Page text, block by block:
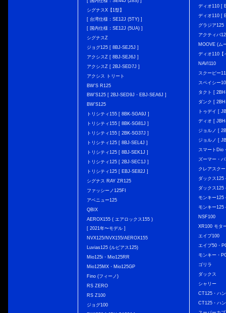
シグナスX【1型】
[ 台湾仕様：SE12J (5TY) ]
[ 国内仕様：SE12J (5UA) ]
シグナスZ
ジョグ125 [ 8BJ-SEJ5J ]
アクシスZ [ 8BJ-SEJ6J ]
アクシスZ [ 2BJ-SED7J ]
アクシス トリート
BW'S R125
BW’S125 [ 2BJ-SED9J・EBJ-SEA6J ]
BW'S125
トリシティ155 [ 8BK-SGA9J ]
トリシティ155 [ 8BK-SG81J ]
トリシティ155 [ 2BK-SG37J ]
トリシティ125 [ 8BJ-SEL4J ]
トリシティ125 [ 8BJ-SEK1J ]
トリシティ125 [ 2BJ-SEC1J ]
トリシティ125 [ EBJ-SE82J ]
シグナス RAY ZR125
ファッシーノ125FI
アベニュー125
QBIX
AEROX155 ( エアロックス155 )
[ 2021年〜モデル ]
NVX125/NVX155/AEROX155
Luvias125 (ルビアス125)
Mio125i・Mio125RR
Mio125MX・Mio125GP
Fino (フィーノ)
RS ZERO
RS Z100
ジョグ100
ディオ110 [
ディオ110 [
グラジア125
アクティバ
MOOVE (ム
ディオ110【
NAVI110
スクーピー
スペイシー
タクト [
ダンク [
トゥデイ [
ディオ [
ジョルノ [
ジョルノ [
スマートDio
ズーマー・
クレアスク
ダックス
ダックス
モンキー
モンキー125
NSF100
XR100 モタ
エイプ100
エイプ50・
モンキー・
ゴリラ
ダックス
シャリー
CT125・ハ
CT125・ハ